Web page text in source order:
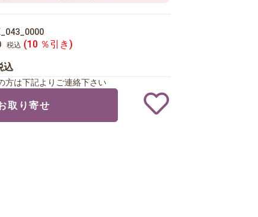
税込 (10 ％引き)
込
方は下記よりご連絡下さい
取り寄せ